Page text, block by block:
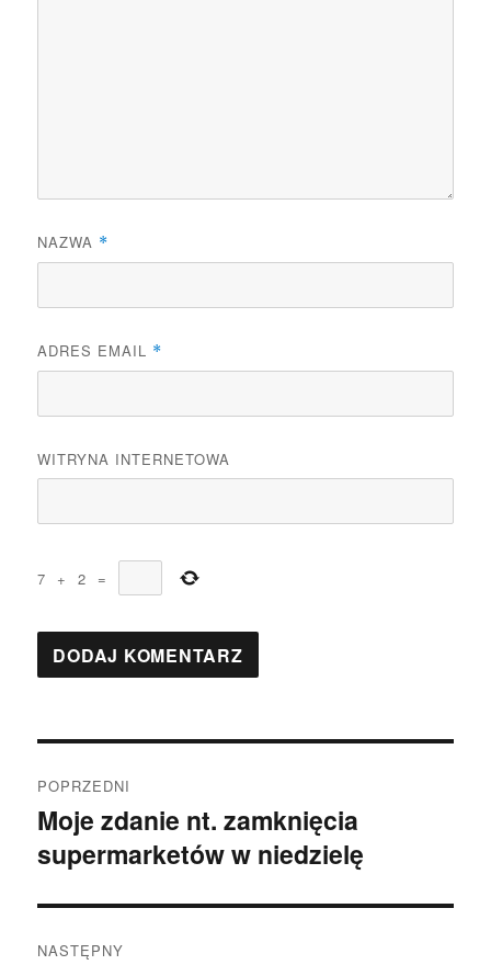
NAZWA *
ADRES EMAIL *
WITRYNA INTERNETOWA
7 + 2 =
wpisu
POPRZEDNI
Poprzedni
wpis:
Moje zdanie nt. zamknięcia
supermarketów w niedzielę
NASTĘPNY